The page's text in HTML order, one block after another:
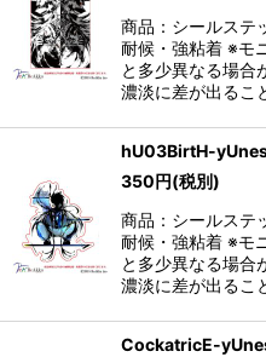
商品：シールステ
耐候・強粘着 ※モ
と多少異なる場合
濃淡に差が出るこ
hU03BirtH-
350円(税別)
商品：シールステ
耐候・強粘着 ※モ
と多少異なる場合
濃淡に差が出るこ
CockatricE-